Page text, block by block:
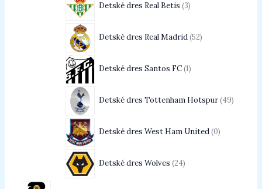
Detské dres Real Betis 3
Detské dres Real Madrid 52
Detské dres Santos FC 1
Detské dres Tottenham Hotspur 49
Detské dres West Ham United 0
Detské dres Wolves 24